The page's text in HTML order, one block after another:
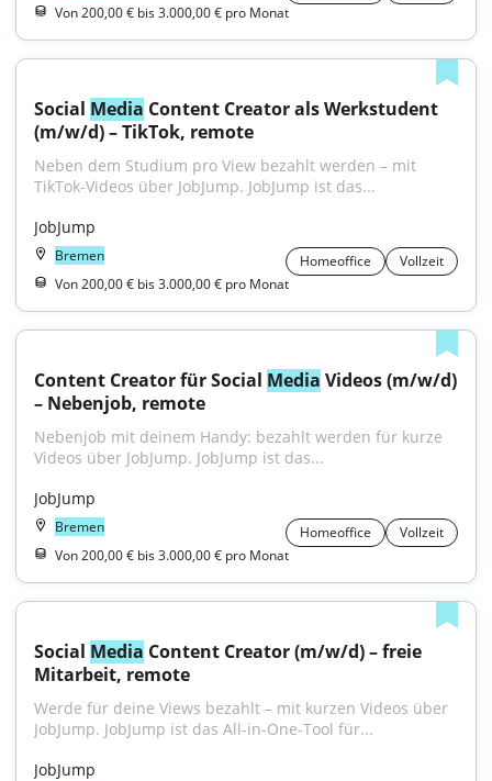
Von 200,00 € bis 3.000,00 € pro Monat
Social Media Content Creator als Werkstudent
(m/w/d) – TikTok, remote
Neben dem Studium pro View bezahlt werden – mit
TikTok-Videos über JobJump. JobJump ist das...
JobJump
Bremen Homeoffice
Vollzeit
Von 200,00 € bis 3.000,00 € pro Monat
Content Creator für Social Media Videos (m/w/d)
– Nebenjob, remote
Nebenjob mit deinem Handy: bezahlt werden für kurze
Videos über JobJump. JobJump ist das...
JobJump
Bremen Homeoffice
Vollzeit
Von 200,00 € bis 3.000,00 € pro Monat
Social Media Content Creator (m/w/d) – freie
Mitarbeit, remote
Werde für deine Views bezahlt – mit kurzen Videos über
JobJump. JobJump ist das All-in-One-Tool für...
JobJump